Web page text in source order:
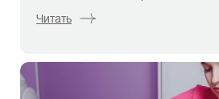
Читать